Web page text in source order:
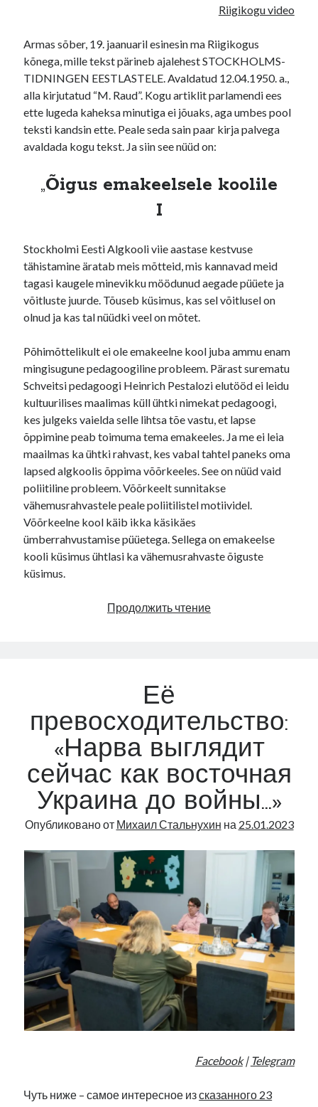
Riigikogu video
Armas sõber, 19. jaanuaril esinesin ma Riigikogus
kõnega, mille tekst pärineb ajalehest STOCKHOLMS-
TIDNINGEN EESTLASTELE. Avaldatud 12.04.1950. a.,
alla kirjutatud “M. Raud”. Kogu artiklit parlamendi ees
ette lugeda kaheksa minutiga ei jõuaks, aga umbes pool
teksti kandsin ette. Peale seda sain paar kirja palvega
avaldada kogu tekst. Ja siin see nüüd on:
„Õigus emakeelsele koolile
I
Stockholmi Eesti Algkooli viie aastase kestvuse
tähistamine äratab meis mõtteid, mis kannavad meid
tagasi kaugele minevikku möödunud aegade püüete ja
võitluste juurde. Tõuseb küsimus, kas sel võitlusel on
olnud ja kas tal nüüdki veel on mõtet.
Põhimõttelikult ei ole emakeelne kool juba ammu enam
mingisugune pedagoogiline probleem. Pärast surematu
Schveitsi pedagoogi Heinrich Pestalozi elutööd ei leidu
kultuurilises maalimas küll ühtki nimekat pedagoogi,
kes julgeks vaielda selle lihtsa tõe vastu, et lapse
õppimine peab toimuma tema emakeeles. Ja me ei leia
maailmas ka ühtki rahvast, kes vabal tahtel paneks oma
lapsed algkoolis õppima võõrkeeles. See on nüüd vaid
poliitiline probleem. Võõrkeelt sunnitakse
vähemusrahvastele peale poliitilistel motiividel.
Võõrkeelne kool käib ikka käsikäes
ümberrahvustamise püüetega. Sellega on emakeelse
kooli küsimus ühtlasi ka vähemusrahvaste õiguste
küsimus.
Продолжить чтениеM.
Её
превосходительство:
«Нарва выглядит
сейчас как восточная
Украина до войны…»
Опубликовано от Михаил Стальнухин на 25.01.2023
Facebook| Telegram
Чуть ниже – самое интересное изсказанного 23